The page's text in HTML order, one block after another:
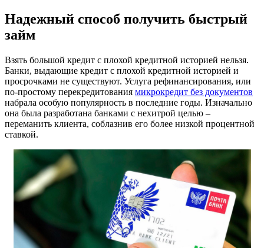
Надежный способ получить быстрый
займ
Взять большой кредит с плохой кредитной историей нельзя.
Банки, выдающие кредит с плохой кредитной историей и
просрочками не существуют. Услуга рефинансирования, или
по-простому перекредитования микрокредит без документов
набрала особую популярность в последние годы. Изначально
она была разработана банками с нехитрой целью –
переманить клиента, соблазнив его более низкой процентной
ставкой.